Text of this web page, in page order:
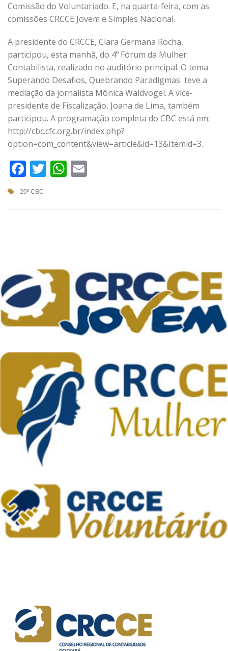
Comissão do Voluntariado. E, na quarta-feira, com as
comissões CRCCE Jovem e Simples Nacional.
A presidente do CRCCE, Clara Germana Rocha,
participou, esta manhã, do 4º Fórum da Mulher
Contabilista, realizado no auditório principal. O tema
Superando Desafios, Quebrando Paradigmas teve a
mediação da jornalista Mônica Waldvogel. A vice-
presidente de Fiscalização, Joana de Lima, também
participou. A programação completa do CBC está em:
http://cbc.cfc.org.br/index.php?
option=com_content&view=article&id=13&Itemid=3.
Facebook
TwitterWhatsApp
20º CBC